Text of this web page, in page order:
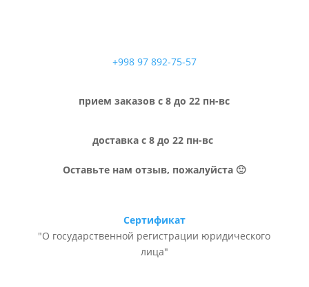
+998 97 892-75-57
прием заказов с 8 до 22 пн-вс
доставка с 8 до 22 пн-вс
Оставьте нам отзыв, пожалуйста 🙂
Сертификат
"О государственной регистрации юридического
лица"